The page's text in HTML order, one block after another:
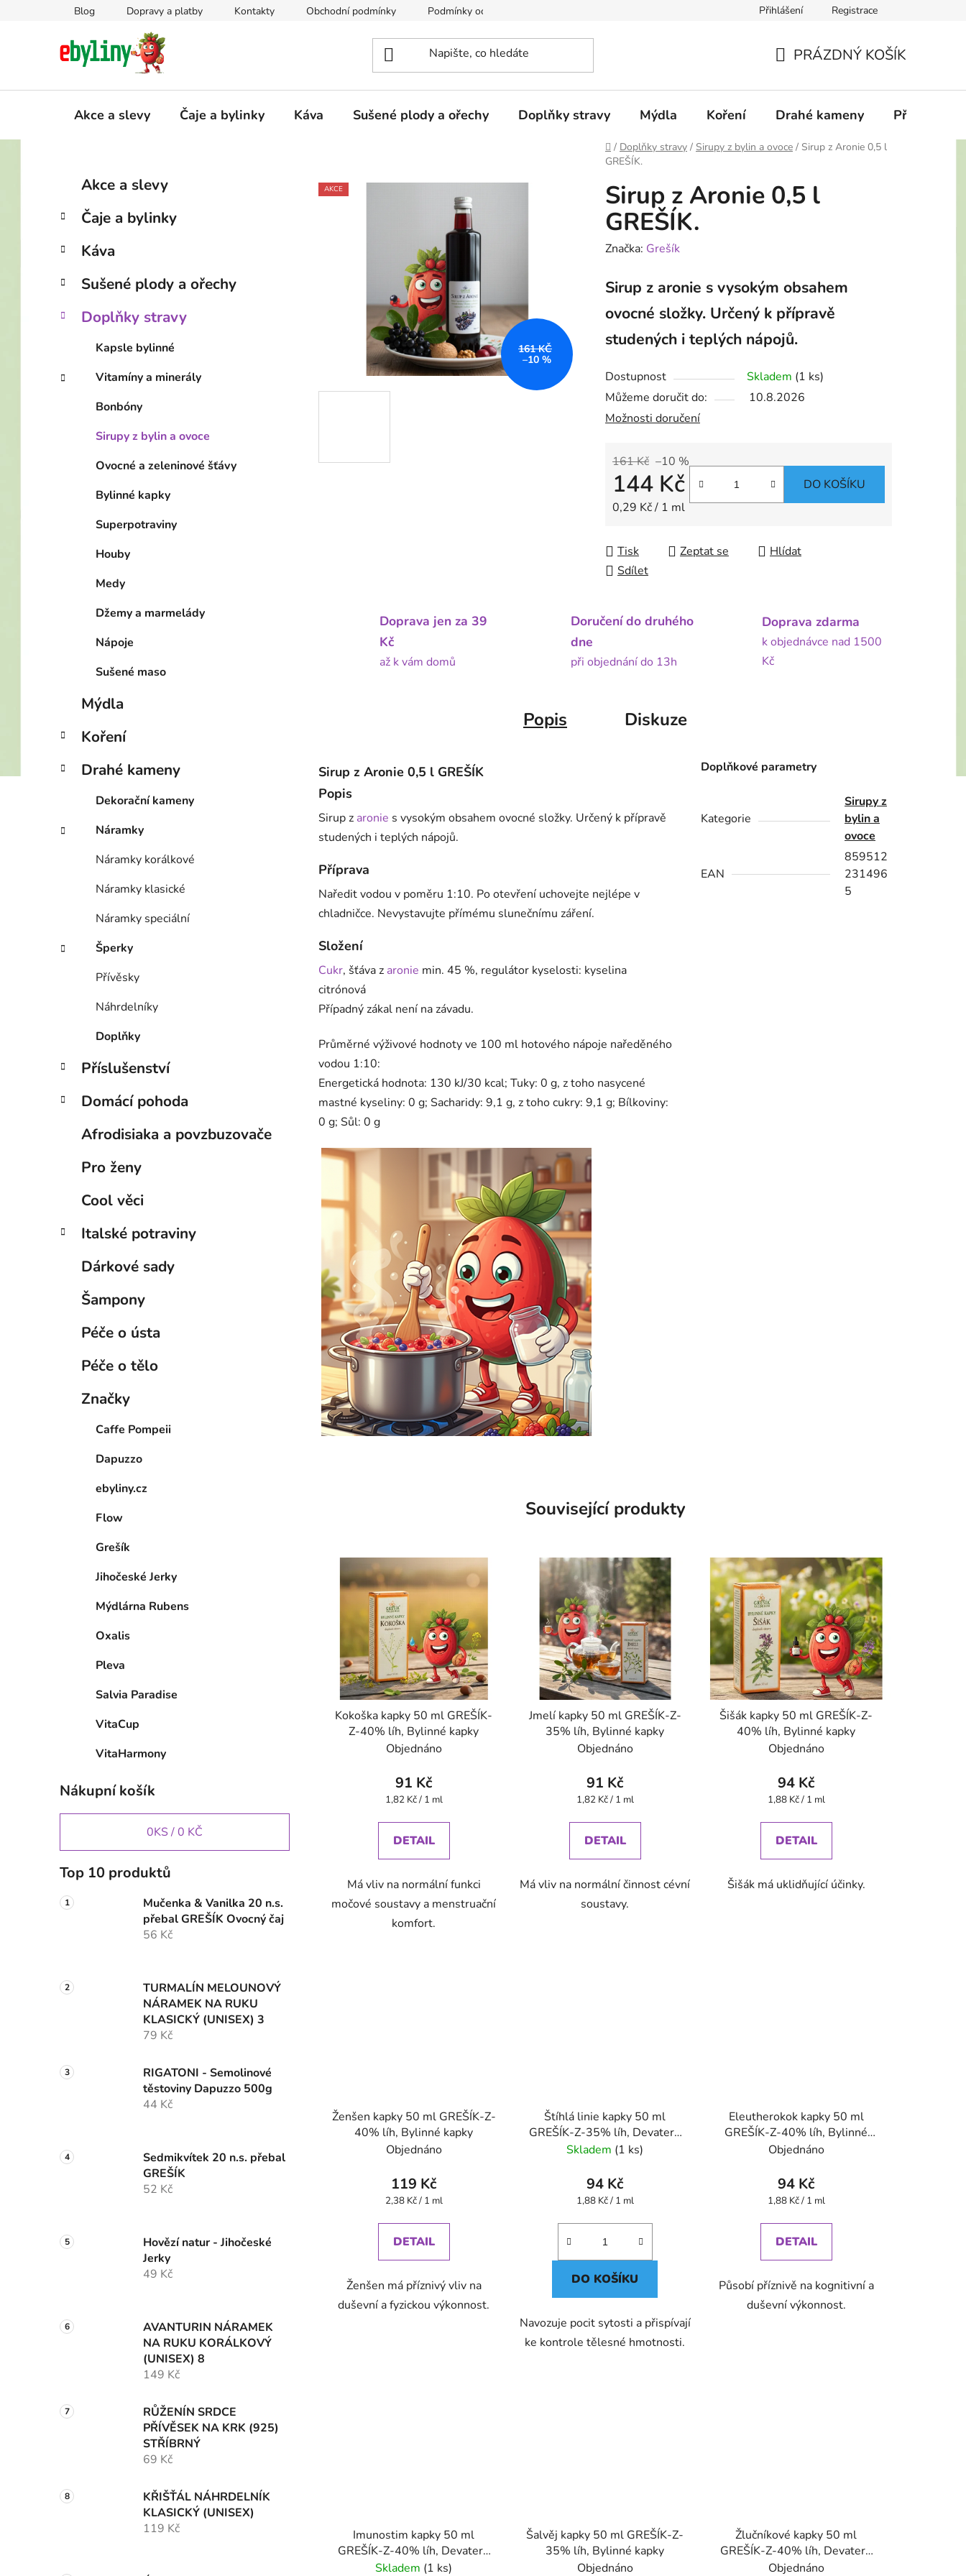
Blog Dopravy a platby Kontakty Obchodní podmínky Podmínky ochrany osobních údajů Přihlášení Registrace
KOŠÍK
PRÁZDNÝ KOŠÍK
Akce a slevy Čaje a bylinky Káva Sušené plody a ořechy Doplňky stravy Mýdla Koření Drahé kameny
Domů
/ Doplňky stravy / Sirupy z bylin a ovoce / Sirup z Aronie 0,5 l
GREŠÍK.
s
r
n
n
í
n
Přeskočit
kategorie
e
o
i
Akce a slevy
Čaje a bylinky
Káva
Sušené plody a ořechy
Doplňky stravy
Kapsle bylinné
Vitamíny a minerály
Bonbóny
Sirupy z bylin a ovoce
Ovocné a zeleninové šťávy
Bylinné kapky
Superpotraviny
Houby
Medy
Džemy a marmelády
Nápoje
Sušené maso
Mýdla
Koření
Drahé kameny
Dekorační kameny
Náramky
Náramky korálkové
Náramky klasické
Náramky speciální
Šperky
Přívěsky
Náhrdelníky
Doplňky
Příslušenství
Domácí pohoda
Afrodisiaka a povzbuzovače
Pro ženy
Cool věci
Italské potraviny
Dárkové sady
Šampony
Péče o ústa
Péče o tělo
Značky
Caffe Pompeii
Dapuzzo
ebyliny.cz
Flow
Grešík
Jihočeské Jerky
Mýdlárna Rubens
Oxalis
Pleva
Salvia Paradise
VitaCup
VitaHarmony
Nákupní košík
0KS /0 KČ
Top 10 produktů
Mučenka & Vanilka 20 n.s.
přebal GREŠÍK Ovocný čaj
56 Kč
TURMALÍN MELOUNOVÝ
NÁRAMEK NA RUKU
KLASICKÝ (UNISEX) 3
79 Kč
RIGATONI - Semolinové
těstoviny Dapuzzo 500g
44 Kč
Sedmikvítek 20 n.s. přebal
GREŠÍK
52 Kč
Hovězí natur - Jihočeské
Jerky
49 Kč
AVANTURIN NÁRAMEK
NA RUKU KORÁLKOVÝ
(UNISEX) 8
149 Kč
RŮŽENÍN SRDCE
PŘÍVĚSEK NA KRK (925)
STŘÍBRNÝ
69 Kč
KŘIŠŤÁL NÁHRDELNÍK
KLASICKÝ (UNISEX)
119 Kč
Sirup z Aronie 0,5 l
GREŠÍK.
Značka: Grešík
Sirup z aronie s vysokým obsahem
ovocné složky. Určený k přípravě
studených i teplých nápojů.
Dostupnost Skladem (1 ks)
Můžeme doručit do:
10.8.2026
Možnosti doručení
161 Kč –10 %
144 Kč
Měrná cena:
0,29 Kč / 1 ml
DO KOŠÍKU
Tisk Zeptat se
Hlídat
Sdílet
AKCE
161 KČ
–10 %
Doprava jen za 39
Kč
až k vám domů
Doručení do druhého
dne
při objednání do 13h
Doprava zdarma
k objednávce nad 1500
Kč
Popis Diskuze
Sirup z Aronie 0,5 l GREŠÍK
Popis
Sirup z aronie s vysokým obsahem ovocné složky. Určený k přípravě
studených i teplých nápojů.
Příprava
Naředit vodou v poměru 1:10. Po otevření uchovejte nejlépe v
chladničce. Nevystavujte přímému slunečnímu záření.
Složení
Cukr, šťáva z aronie min. 45 %, regulátor kyselosti: kyselina
citrónová
Případný zákal není na závadu.
Průměrné výživové hodnoty ve 100 ml hotového nápoje naředěného
vodou 1:10:
Energetická hodnota: 130 kJ/30 kcal; Tuky: 0 g, z toho nasycené
mastné kyseliny: 0 g; Sacharidy: 9,1 g, z toho cukry: 9,1 g; Bílkoviny:
0 g; Sůl: 0 g
Doplňkové parametry
Kategorie
Sirupy z
bylin a
ovoce
EAN
859512
231496
5
Související produkty
Kokoška kapky 50 ml GREŠÍK-
Z-40% líh, Bylinné kapky
Objednáno
91 Kč
Měrná
1,82 Kč / 1 ml
DETAIL
Má vliv na normální funkci
močové soustavy a menstruační
komfort.
Jmelí kapky 50 ml GREŠÍK-Z-
35% líh, Bylinné kapky
Objednáno
91 Kč
Měrná
1,82 Kč / 1 ml
DETAIL
Má vliv na normální činnost cévní
soustavy.
Šišák kapky 50 ml GREŠÍK-Z-
40% líh, Bylinné kapky
Objednáno
94 Kč
Měrná
1,88 Kč / 1 ml
DETAIL
Šišák má uklidňující účinky.
Ženšen kapky 50 ml GREŠÍK-Z-
40% líh, Bylinné kapky
Objednáno
119 Kč
Měrná
2,38 Kč / 1 ml
DETAIL
Ženšen má příznivý vliv na
duševní a fyzickou výkonnost.
Štíhlá linie kapky 50 ml
GREŠÍK-Z-35% líh, Devatero
bylin kapky
Skladem (1 ks)
94 Kč
Měrná
1,88 Kč / 1 ml
DO KOŠÍKU
Navozuje pocit sytosti a přispívají
ke kontrole tělesné hmotnosti.
Eleutherokok kapky 50 ml
GREŠÍK-Z-40% líh, Bylinné
kapky
Objednáno
94 Kč
Měrná
1,88 Kč / 1 ml
DETAIL
Působí příznivě na kognitivní a
duševní výkonnost.
Imunostim kapky 50 ml
GREŠÍK-Z-40% líh, Devatero
bylin kapky
Skladem (1 ks)
Šalvěj kapky 50 ml GREŠÍK-Z-
35% líh, Bylinné kapky
Objednáno
Žlučníkové kapky 50 ml
GREŠÍK-Z-40% líh, Devatero
bylin kapky
Objednáno